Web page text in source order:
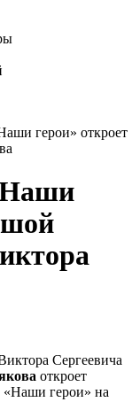
герои» откроет
Сергеевича
откроет
герои» на